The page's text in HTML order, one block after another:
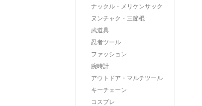
ナックル・メリケンサック
ヌンチャク・三節棍
武道具
忍者ツール
ファッション
腕時計
アウトドア・マルチツール
キーチェーン
コスプレ